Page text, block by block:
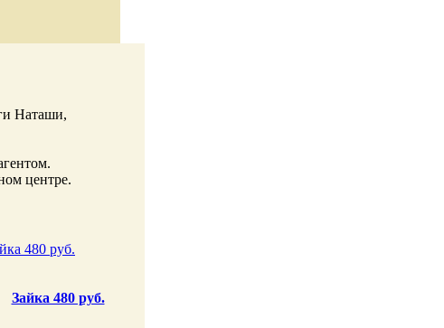
Наташи,
центре.
Зайка 480 руб.